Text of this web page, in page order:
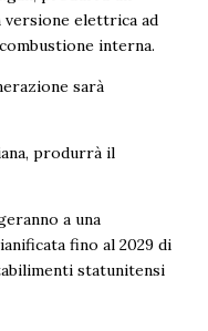
versione elettrica ad
interna.
sarà
produrrà il
a una
fino al 2029 di
statunitensi